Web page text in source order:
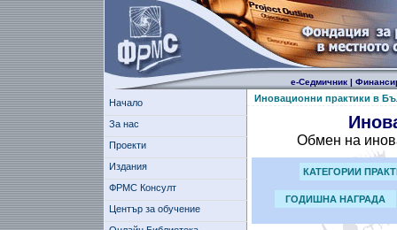
е-Седмичник|
Начало
За нас
Проекти
Издания
ФРМС Консулт
Център за обучение
Иновационни практики в
Обмен на
КАТЕГОРИИ
ГОДИШНА НАГРАДА